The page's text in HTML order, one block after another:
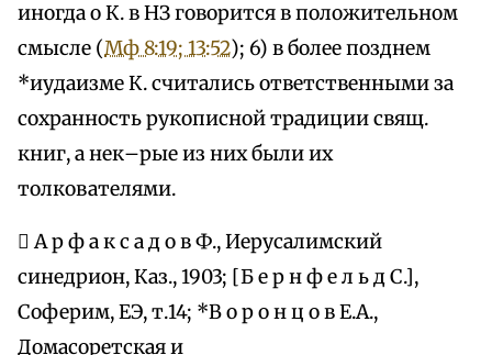
иногда о К. в НЗ говорится в положительном
смысле (Мф 8:19; 13:52); 6) в более позднем
*иудаизме К. считались ответственными за
сохранность рукописной традиции свящ.
книг, а нек–рые из них были их
толкователями.
 А р ф а к с а д о в Ф., Иерусалимский
синедрион, Каз., 1903; [Б е р н ф е л ь д С.],
Соферим, ЕЭ, т.14; *В о р о н ц о в Е.А.,
Домасоретская и